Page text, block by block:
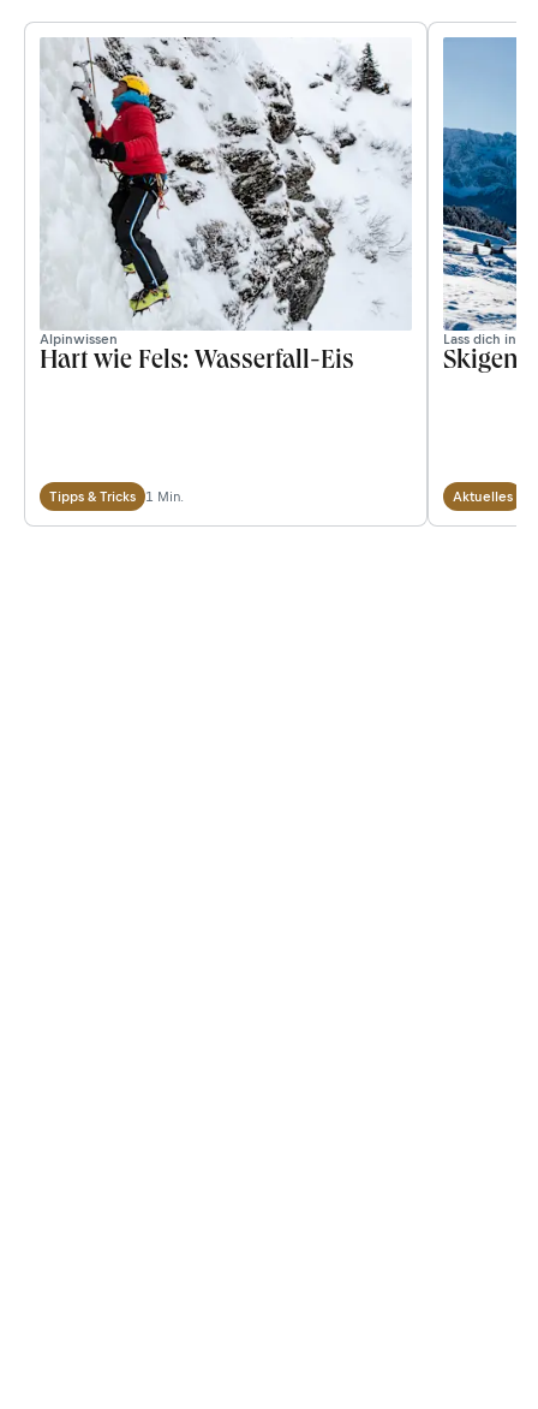
Alpinwissen
Hart wie Fels: Wasserfall-Eis
Tipps & Tricks 1 Min.
Lass dich
Aktuelles